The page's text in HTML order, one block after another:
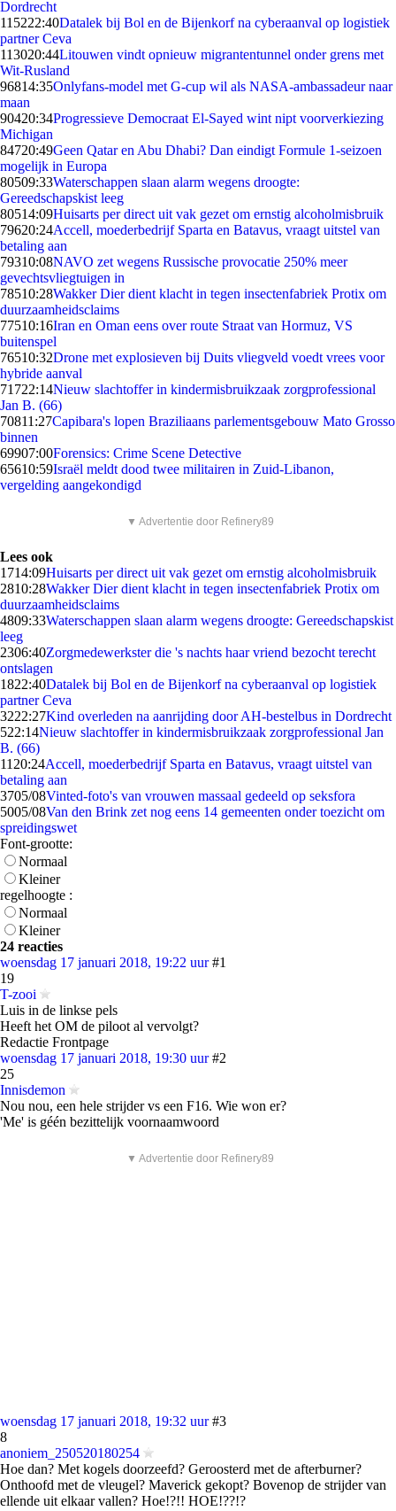
Dordrecht
115222:40Datalek bij Bol en de Bijenkorf na cyberaanval op logistiek
partner Ceva
113020:44Litouwen vindt opnieuw migrantentunnel onder grens met
Wit-Rusland
96814:35Onlyfans-model met G-cup wil als NASA-ambassadeur naar
maan
90420:34Progressieve Democraat El-Sayed wint nipt voorverkiezing
Michigan
84720:49Geen Qatar en Abu Dhabi? Dan eindigt Formule 1-seizoen
mogelijk in Europa
80509:33Waterschappen slaan alarm wegens droogte:
Gereedschapskist leeg
80514:09Huisarts per direct uit vak gezet om ernstig alcoholmisbruik
79620:24Accell, moederbedrijf Sparta en Batavus, vraagt uitstel van
betaling aan
79310:08NAVO zet wegens Russische provocatie 250% meer
gevechtsvliegtuigen in
78510:28Wakker Dier dient klacht in tegen insectenfabriek Protix om
duurzaamheidsclaims
77510:16Iran en Oman eens over route Straat van Hormuz, VS
buitenspel
76510:32Drone met explosieven bij Duits vliegveld voedt vrees voor
hybride aanval
71722:14Nieuw slachtoffer in kindermisbruikzaak zorgprofessional
Jan B. (66)
70811:27Capibara's lopen Braziliaans parlementsgebouw Mato Grosso
binnen
69907:00Forensics: Crime Scene Detective
65610:59Israël meldt dood twee militairen in Zuid-Libanon,
vergelding aangekondigd
▼ Advertentie door Refinery89
Lees ook
1714:09Huisarts per direct uit vak gezet om ernstig alcoholmisbruik
2810:28Wakker Dier dient klacht in tegen insectenfabriek Protix om
duurzaamheidsclaims
4809:33Waterschappen slaan alarm wegens droogte: Gereedschapskist
leeg
2306:40Zorgmedewerkster die 's nachts haar vriend bezocht terecht
ontslagen
1822:40Datalek bij Bol en de Bijenkorf na cyberaanval op logistiek
partner Ceva
3222:27Kind overleden na aanrijding door AH-bestelbus in Dordrecht
522:14Nieuw slachtoffer in kindermisbruikzaak zorgprofessional Jan
B. (66)
11 20:24Accell, moederbedrijf Sparta en Batavus, vraagt uitstel van
betaling aan
3705/08Vinted-foto's van vrouwen massaal gedeeld op seksfora
5005/08Van den Brink zet nog eens 14 gemeenten onder toezicht om
spreidingswet
Font-grootte:
Normaal
Kleiner
regelhoogte :
Normaal
Kleiner
24 reacties
woensdag 17 januari 2018, 19:22 uur #1
19
T-zooi
Luis in de linkse pels
Heeft het OM de piloot al vervolgt?
Redactie Frontpage
woensdag 17 januari 2018, 19:30 uur #2
25
Innisdemon
Nou nou, een hele strijder vs een F16. Wie won er?
'Me' is géén bezittelijk voornaamwoord
▼ Advertentie door Refinery89
woensdag 17 januari 2018, 19:32 uur #3
8
anoniem_250520180254
Hoe dan? Met kogels doorzeefd? Geroosterd met de afterburner?
Onthoofd met de vleugel? Maverick gekopt? Bovenop de strijder van
ellende uit elkaar vallen? Hoe!?!! HOE!??!?